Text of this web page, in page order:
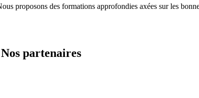
des formations approfondies axées sur les
Nos partenaires